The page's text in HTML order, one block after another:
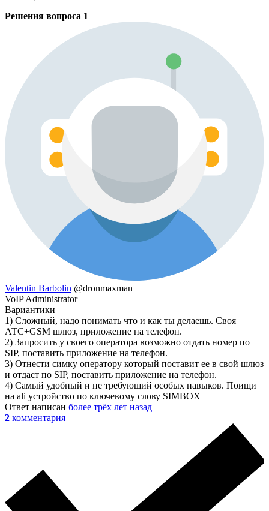
Решения вопроса 1
Valentin Barbolin @dronmaxman
VoIP Administrator
Вариантики
1) Сложный, надо понимать что и как ты делаешь. Своя
АТС+GSM шлюз, приложение на телефон.
2) Запросить у своего оператора возможно отдать номер по
SIP, поставить приложение на телефон.
3) Отнести симку оператору который поставит ее в свой шлюз
и отдаст по SIP, поставить приложение на телефон.
4) Самый удобный и не требующий особых навыков. Поищи
на ali устройство по ключевому слову SIMBOX
Ответ написан более трёх лет назад
2 комментария